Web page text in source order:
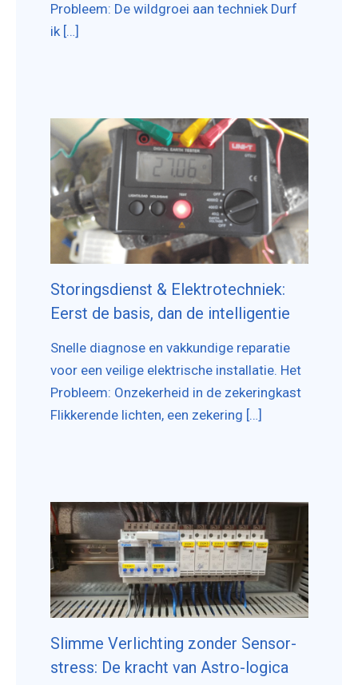
Probleem: De wildgroei aan techniek Durf
ik […]
Storingsdienst & Elektrotechniek:
Eerst de basis, dan de intelligentie
Snelle diagnose en vakkundige reparatie
voor een veilige elektrische installatie. Het
Probleem: Onzekerheid in de zekeringkast
Flikkerende lichten, een zekering […]
Slimme Verlichting zonder Sensor-
stress: De kracht van Astro-logica